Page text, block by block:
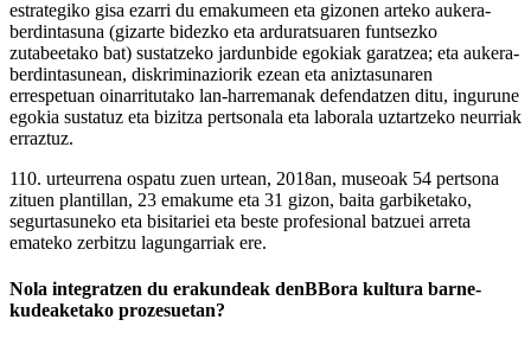
estrategiko gisa ezarri du emakumeen eta gizonen arteko aukera-
berdintasuna (gizarte bidezko eta arduratsuaren funtsezko
zutabeetako bat) sustatzeko jardunbide egokiak garatzea; eta aukera-
berdintasunean, diskriminaziorik ezean eta aniztasunaren
errespetuan oinarritutako lan-harremanak defendatzen ditu, ingurune
egokia sustatuz eta bizitza pertsonala eta laborala uztartzeko neurriak
erraztuz.
110. urteurrena ospatu zuen urtean, 2018an, museoak 54 pertsona
zituen plantillan, 23 emakume eta 31 gizon, baita garbiketako,
segurtasuneko eta bisitariei eta beste profesional batzuei arreta
emateko zerbitzu lagungarriak ere.
Nola integratzen du erakundeak denBBora kultura barne-
kudeaketako prozesuetan?